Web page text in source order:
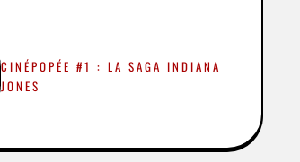
CINÉPOPÉE #1 : LA SAGA INDIANA
JONES